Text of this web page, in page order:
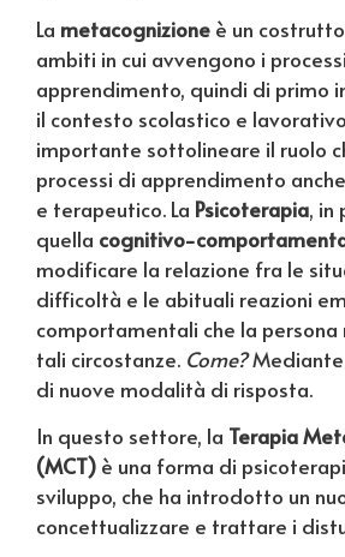
La metacognizione è un
ambiti in cui avvengono i
apprendimento, quindi di primo
il contesto scolastico e
importante sottolineare il ruolo
processi di apprendimento
e terapeutico. La Psicoterapia, in
quella cognitivo-
modificare la relazione fra le
difficoltà e le abituali reazioni
comportamentali che la
tali circostanze. Come?Mediante
di nuove modalità di risposta.
In questo settore, la Terapia
(MCT) è una forma di
sviluppo, che ha introdotto un
concettualizzare e trattare i